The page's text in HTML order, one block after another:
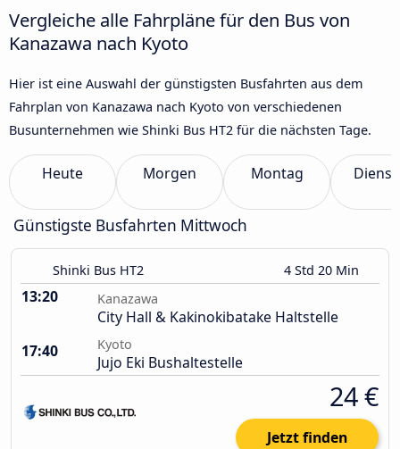
Vergleiche alle Fahrpläne für den Bus von
Kanazawa nach Kyoto
Hier ist eine Auswahl der günstigsten Busfahrten aus dem
Fahrplan von Kanazawa nach Kyoto von verschiedenen
Busunternehmen wie Shinki Bus HT2 für die nächsten Tage.
Heute Morgen Montag
Günstigste Busfahrten Mittwoch
Shinki Bus HT2 4 Std 20 Min
13:20 Kanazawa
City Hall & Kakinokibatake Haltstelle
17:40
Kyoto
Jujo Eki Bushaltestelle
24 €
Jetzt finden